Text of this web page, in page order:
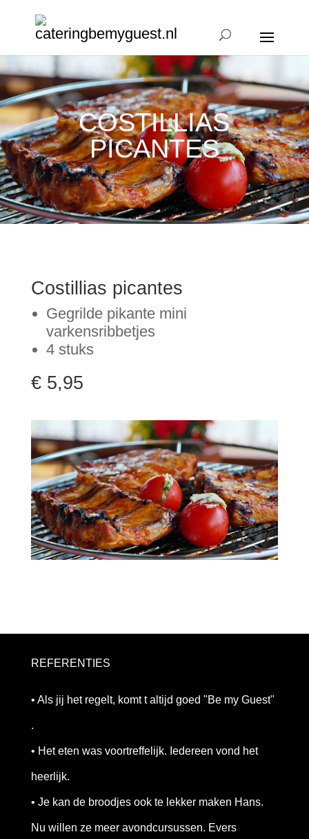
COSTILLIAS
PICANTES
Costillias picantes
Gegrilde pikante mini
varkensribbetjes
4 stuks
€ 5,95
REFERENTIES
• Als jij het regelt, komt t altijd goed "Be my Guest"
.
• Het eten was voortreffelijk. Iedereen vond het
heerlijk.
• Je kan de broodjes ook te lekker maken Hans.
Nu willen ze meer avondcursussen. Evers